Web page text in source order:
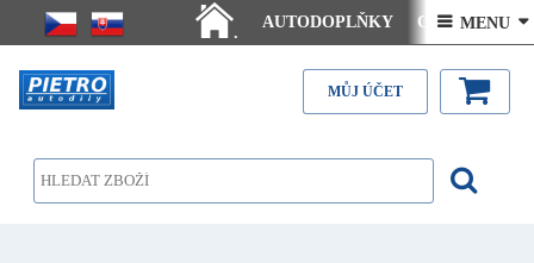
.
AUTODOPLŇKY Ceny doručení
Články - návody Kontakt
 MENU 
MŮJ ÚČET